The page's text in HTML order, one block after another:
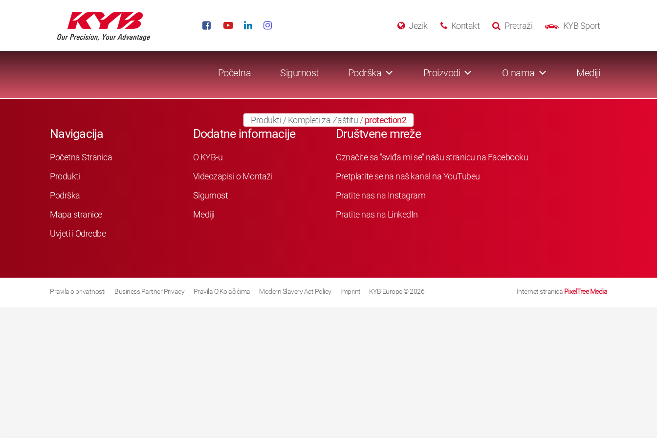
KYB Sport
Pretraži
Kontakt
Jezik
Početna Sigurnost Podrška Proizvodi O nama Mediji
Produkti /Kompleti za Zaštitu /protection2
Navigacija
Početna Stranica
Produkti
Podrška
Mapa stranice
Uvjeti i Odredbe
Dodatne informacije
O KYB-u
Videozapisi o Montaži
Sigurnost
Mediji
Društvene mreže
Označite sa "sviđa mi se" našu stranicu na Facebooku
Pretplatite se na naš kanal na YouTubeu
Pratite nas na Instagram
Pratite nas na LinkedIn
Pravila o privatnosti Business Partner Privacy Pravila O Kolačićima Modern Slavery Act Policy Imprint KYB Europe © 2026 Internet stranica PixelTree Media